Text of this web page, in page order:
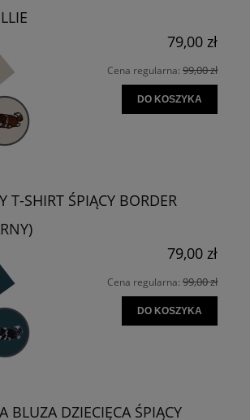
79,00 zł
Cena regularna: 99,00 zł
DO KOSZYKA
T-SHIRT ŚPIĄCY BORDER
79,00 zł
Cena regularna: 99,00 zł
DO KOSZYKA
BLUZA DZIECIĘCA ŚPIĄCY